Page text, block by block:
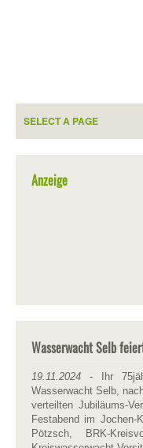
Anzeige
Wasserwacht Selb
19.11.2024 - Ihr
Wasserwacht Selb,
verteilten Jubiläums-
Festabend im Jochen-
Pötzsch, BRK-